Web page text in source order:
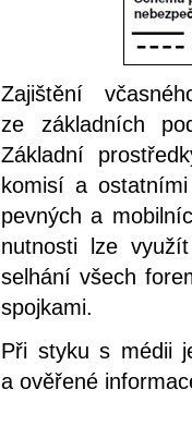
Zajištění
ze základních
Základní
komisí a
pevných a
nutnosti lze
selhání všech
spojkami.
Při styku s médii
a ověřené